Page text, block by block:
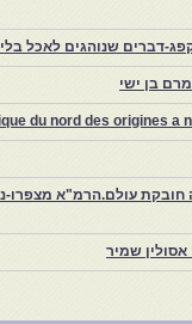
דברים שנוהגים לאכל
בן ישי
du nord des origines a
שמיר